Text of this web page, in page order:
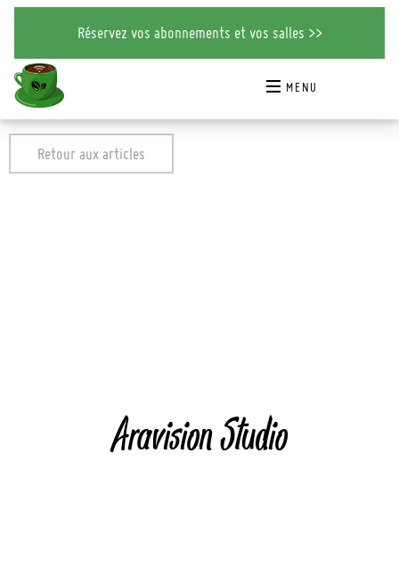
Cliquez ici pour réserver vos abonnements et vos salles >>
Réservez vos abonnements et vos salles >>
MENU
Retour aux articles
Aravision Studio